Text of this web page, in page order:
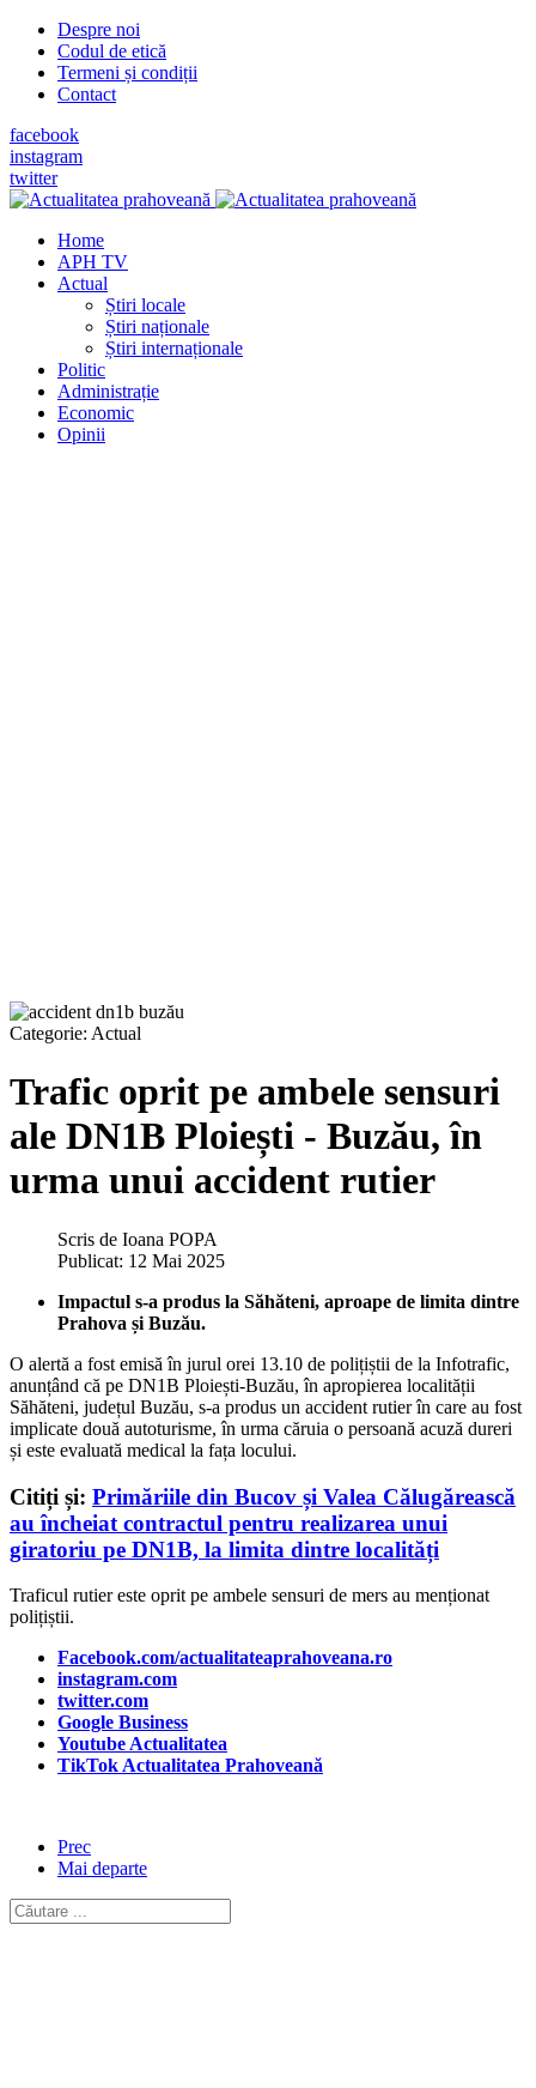
Despre noi
Codul de etică
Termeni și condiții
Contact
facebook
instagram
twitter
Home
APH TV
Actual
Știri locale
Știri naționale
Știri internaționale
Politic
Administrație
Economic
Opinii
Categorie: Actual
Trafic oprit pe ambele sensuri
ale DN1B Ploiești - Buzău, în
urma unui accident rutier
Scris de Ioana POPA
Publicat: 12 Mai 2025
Impactul s-a produs la Săhăteni, aproape de limita dintre
Prahova și Buzău.
O alertă a fost emisă în jurul orei 13.10 de polițiștii de la Infotrafic,
anunțând că pe DN1B Ploiești-Buzău, în apropierea localității
Săhăteni, județul Buzău, s-a produs un accident rutier în care au fost
implicate două autoturisme, în urma căruia o persoană acuză dureri
și este evaluată medical la fața locului.
Citiți și: Primăriile din Bucov și Valea Călugărească
au încheiat contractul pentru realizarea unui
giratoriu pe DN1B, la limita dintre localități
Traficul rutier este oprit pe ambele sensuri de mers au menționat
polițiștii.
Facebook.com/actualitateaprahoveana.ro
instagram.com
twitter.com
Google Business
Youtube Actualitatea
TikTok Actualitatea Prahoveană
Prec
Mai departe